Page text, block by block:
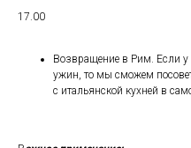
17.00
Возвращение в Рим. Если у
ужин, то мы сможем
с итальянской кухней в